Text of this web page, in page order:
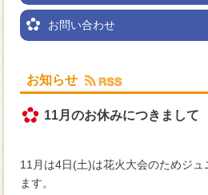
お問い合わせ
お知らせ
11月のお休みにつきまして
11月は4日(土)は花火大会のためジュ
ます。